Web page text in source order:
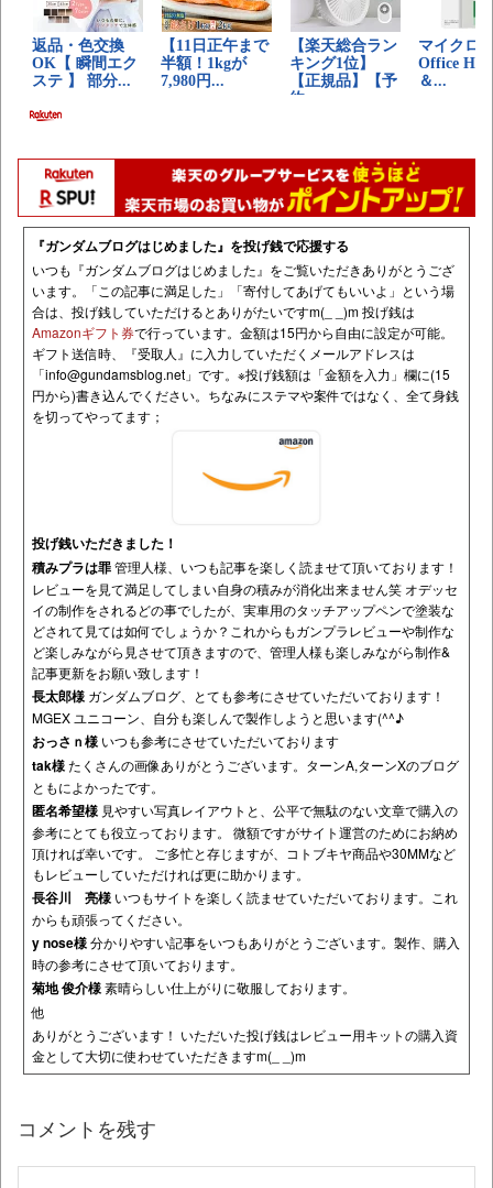
『ガンダムブログはじめました』を投げ銭で応援する
いつも『ガンダムブログはじめました』をご覧いただきありがとうござ
います。「この記事に満足した」「寄付してあげてもいいよ」という場
合は、投げ銭していただけるとありがたいですm(_ _)m 投げ銭は
Amazonギフト券で行っています。金額は15円から自由に設定が可能。
ギフト送信時、『受取人』に入力していただくメールアドレスは
「info@gundamsblog.net 」です。 ※投げ銭額は「金額を入力」欄に(15
円から)書き込んでください。ちなみにステマや案件ではなく、全て身銭
を切ってやってます；
投げ銭いただきました！
積みプラは罪管理人様、いつも記事を楽しく読ませて頂いております！
レビューを見て満足してしまい自身の積みが消化出来ません笑 オデッセ
イの制作をされるどの事でしたが、実車用のタッチアップペンで塗装な
どされて見ては如何でしょうか？これからもガンプラレビューや制作な
ど楽しみながら見させて頂きますので、管理人様も楽しみながら制作&
記事更新をお願い致します！
長太郎様 ガンダムブログ、とても参考にさせていただいております！
MGEX ユニコーン、自分も楽しんで製作しようと思います(^^♪
おっさｎ様 いつも参考にさせていただいております
tak様たくさんの画像ありがとうございます。ターンA,ターンXのブログ
ともによかったです。
匿名希望様 見やすい写真レイアウトと、公平で無駄のない文章で購入の
参考にとても役立っております。 微額ですがサイト運営のためにお納め
頂ければ幸いです。 ご多忙と存じますが、コトブキヤ商品や30MMなど
もレビューしていただければ更に助かります。
長谷川 亮様 いつもサイトを楽しく読ませていただいております。これ
からも頑張ってください。
y nose様分かりやすい記事をいつもありがとうございます。製作、購入
時の参考にさせて頂いております。
菊地 俊介様素晴らしい仕上がりに敬服しております。
他
ありがとうございます！ いただいた投げ銭はレビュー用キットの購入資
金として大切に使わせていただきますm(_ _)m
コメントを残す